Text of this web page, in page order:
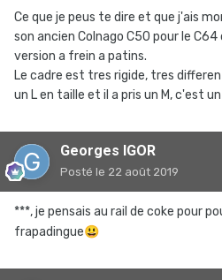
Ce que je peus te dire et que j'ais
son ancien Colnago C50 pour le
version a frein a patins.
Le cadre est tres rigide, tres
un L en taille et il a pris un M, c'est
Georges IGOR
Posté le 22 août 2019
***, je pensais au rail de coke pour
frapadingue😃